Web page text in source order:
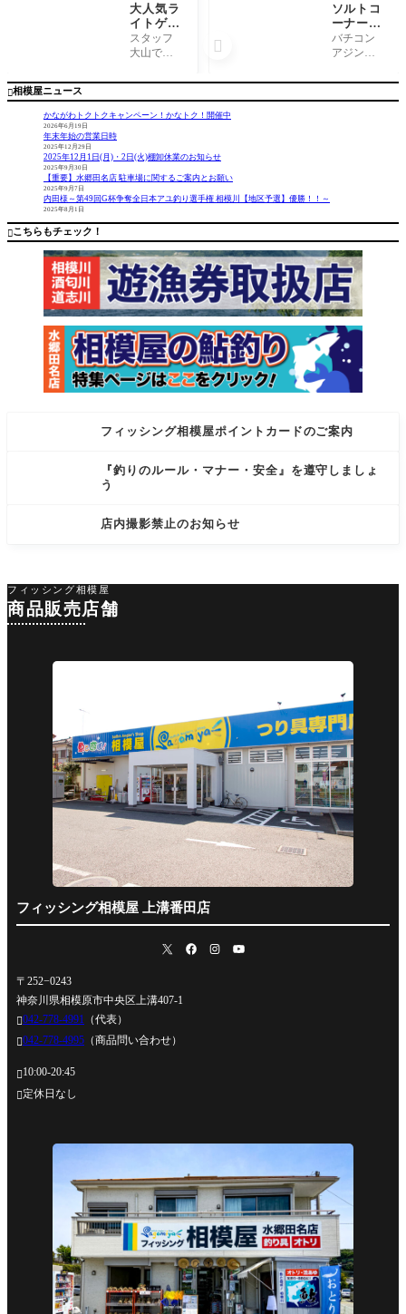
相模屋ニュース
かながわトクトクキャンペーン！かなトク！開催中
2026年6月19日
年末年始の営業日時
2025年12月29日
2025年12月1日(月)・2日(火)棚卸休業のお知らせ
2025年9月30日
【重要】水郷田名店 駐車場に関するご案内とお願い
2025年9月7日
内田様～第49回G杯争奪全日本アユ釣り選手権 相模川【地区予選】優勝！！～
2025年8月1日
こちらもチェック！
フィッシング相模屋ポイントカードのご案内
『釣りのルール・マナー・安全』を遵守しましょ
う
店内撮影禁止のお知らせ
大人気ラ
イトゲー
ムリール
入荷！シ
アレＸ
スタッフ
大山で
気ライト
ソアレＸ
番手は500
SSPG.C200
0SSHG.C2
4種類の番
手があり
ます。 前
ソルトコ
ーナーよ
りご案内
バチコン
アジング
充実中で
どんどん
サイズア
ッ

フィッシング相模屋
商品販売店舗
フィッシング相模屋 上溝番田店
〒252−0243
神奈川県相模原市中央区上溝407-1
042-778-4991
（代表）
042-778-4995 （商品問い合わせ）
10:00-20:45
定休日なし